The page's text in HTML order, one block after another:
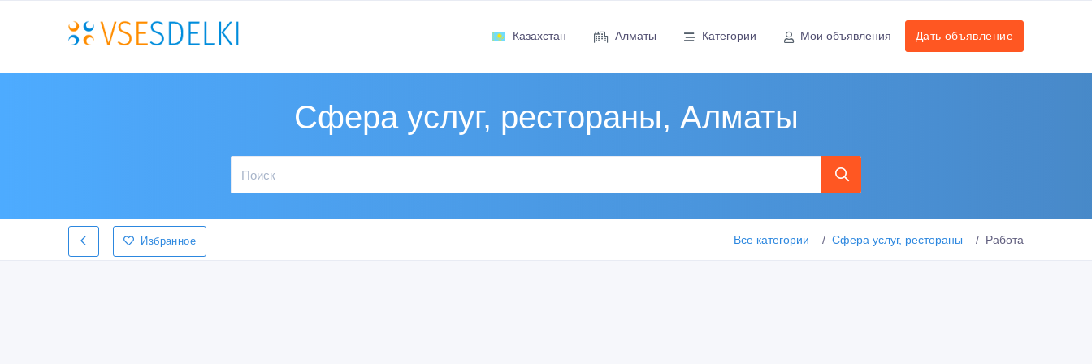
Казахстан Алматы Категории Мои объявления Дать объявление
Сфера услуг, рестораны, Алматы
Избранное Все категории Сфера услуг, рестораны Работа